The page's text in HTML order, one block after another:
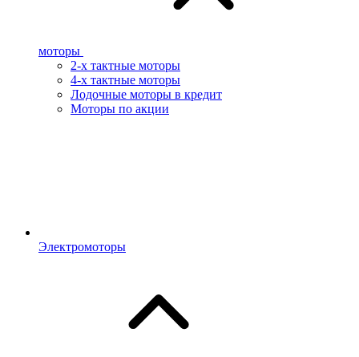
моторы
2-х тактные моторы
4-х тактные моторы
Лодочные моторы в кредит
Моторы по акции
Электромоторы